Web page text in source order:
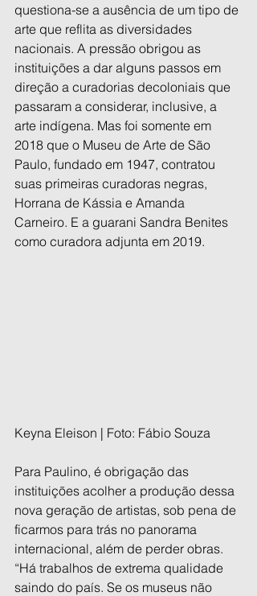
questiona-se a ausência de um tipo de
arte que reflita as diversidades
nacionais. A pressão obrigou as
instituições a dar alguns passos em
direção a curadorias decoloniais que
passaram a considerar, inclusive, a
arte indígena. Mas foi somente em
2018 que o Museu de Arte de São
Paulo, fundado em 1947, contratou
suas primeiras curadoras negras,
Horrana de Kássia e Amanda
Carneiro. E a guarani Sandra Benites
como curadora adjunta em 2019.
Keyna Eleison | Foto: Fábio Souza
Para Paulino, é obrigação das
instituições acolher a produção dessa
nova geração de artistas, sob pena de
ficarmos para trás no panorama
internacional, além de perder obras.
“Há trabalhos de extrema qualidade
saindo do país. Se os museus não